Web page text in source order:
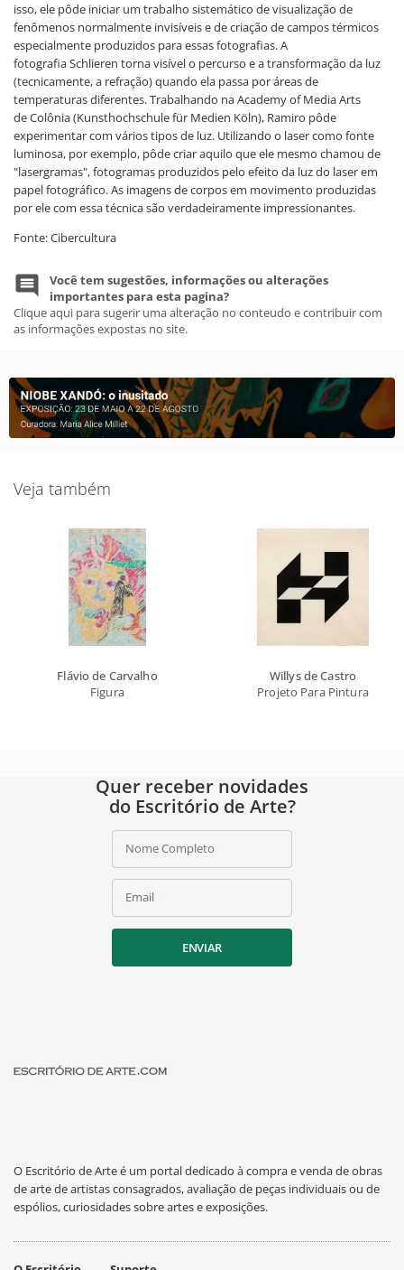
isso, ele pôde iniciar um trabalho sistemático de visualização de
fenômenos normalmente invisíveis e de criação de campos térmicos
especialmente produzidos para essas fotografias. A
fotografia Schlieren torna visível o percurso e a transformação da luz
(tecnicamente, a refração) quando ela passa por áreas de
temperaturas diferentes. Trabalhando na Academy of Media Arts
de Colônia (Kunsthochschule für Medien Köln), Ramiro pôde
experimentar com vários tipos de luz. Utilizando o laser como fonte
luminosa, por exemplo, pôde criar aquilo que ele mesmo chamou de
"lasergramas", fotogramas produzidos pelo efeito da luz do laser em
papel fotográfico. As imagens de corpos em movimento produzidas
por ele com essa técnica são verdadeiramente impressionantes.
Fonte: Cibercultura
Você tem sugestões, informações ou alterações
importantes para esta pagina?
Clique aqui para sugerir uma alteração no conteudo e contribuir com
as informações expostas no site.
Veja também
Flávio de Carvalho
Figura
Willys de Castro
Projeto Para Pintura
Quer receber novidades
do Escritório de Arte?
Nome Completo
Email
ENVIAR
O Escritório de Arte é um portal dedicado à compra e venda de obras
de arte de artistas consagrados, avaliação de peças individuais ou de
espólios, curiosidades sobre artes e exposições.